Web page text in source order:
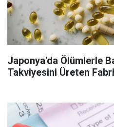
Japonya'da Ölümlerle
Takviyesini Üreten